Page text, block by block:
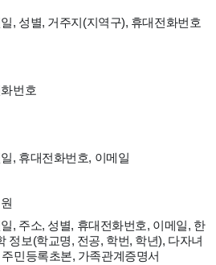
, 성별, 거주지(지역구), 휴대전화번호
번호
, 휴대전화번호, 이메일
, 주소, 성별, 휴대전화번호, 이메일, 한
정보(학교명, 전공, 학번, 학년), 다자녀
민등록초본, 가족관계증명서